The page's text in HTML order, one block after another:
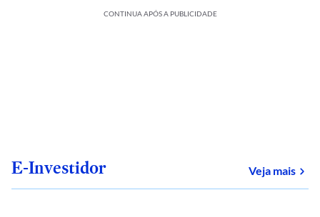
CONTINUA APÓS A PUBLICIDADE
E-Investidor Veja mais